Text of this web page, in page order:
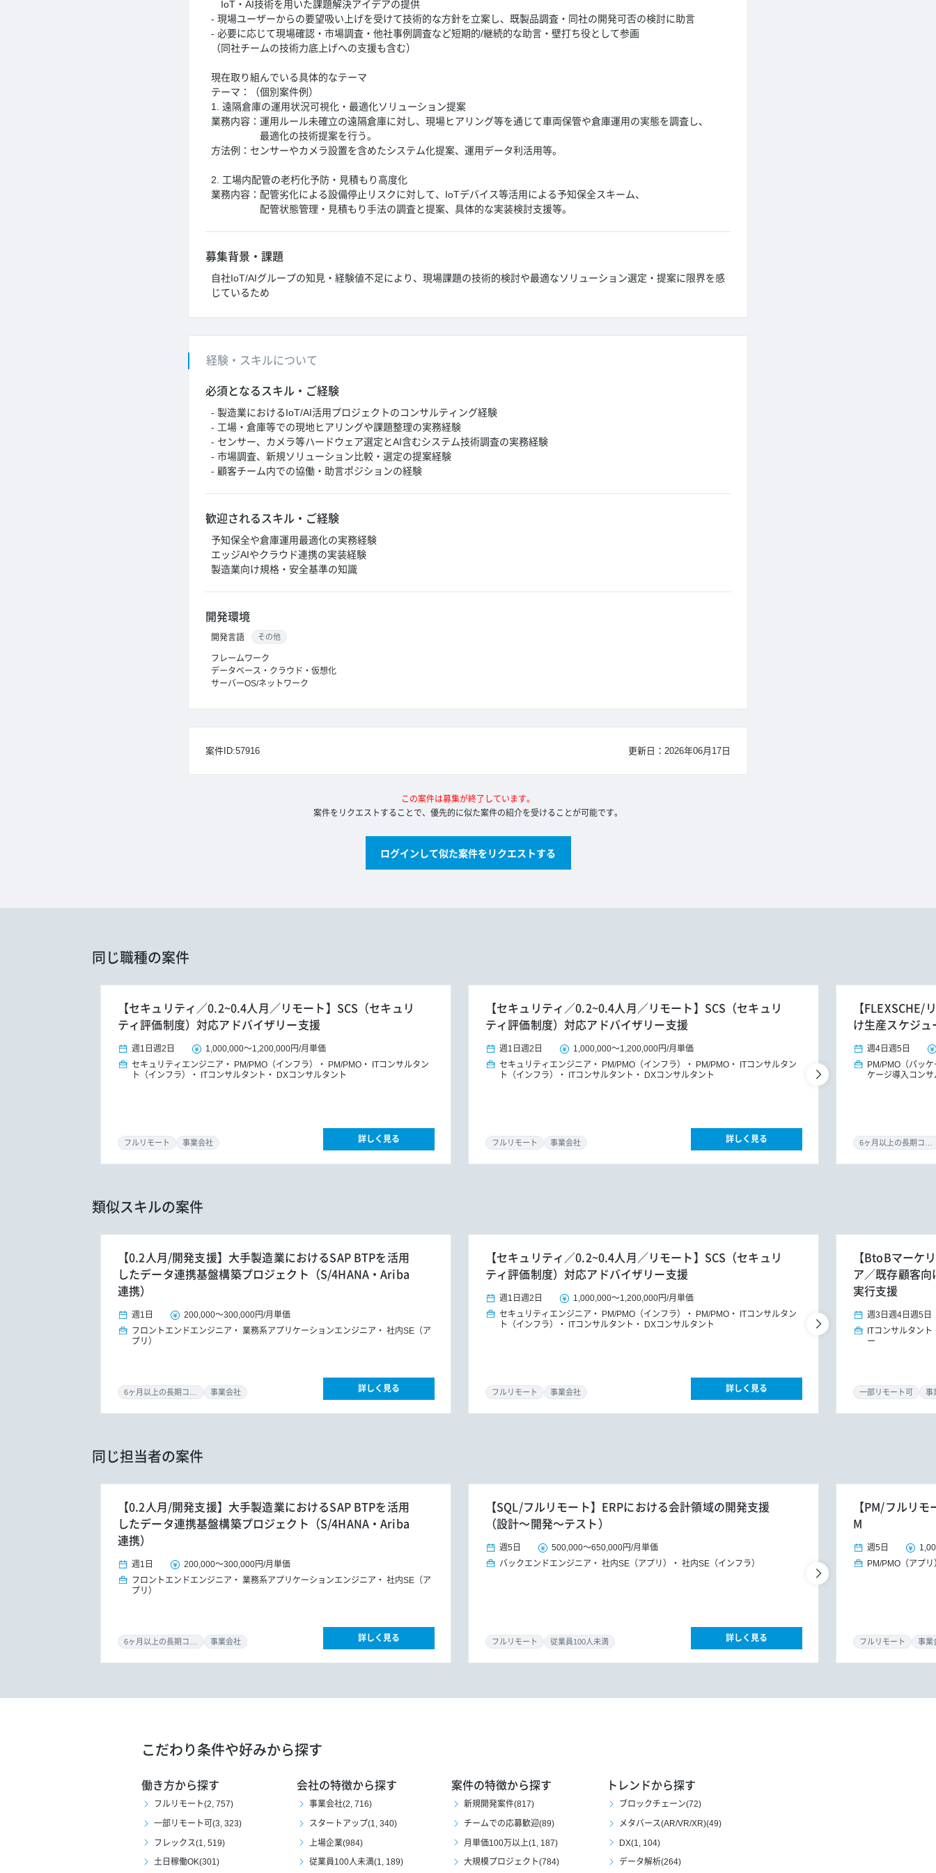
IoT・AI技術を用いた課題解決アイデアの提供
- 現場ユーザーからの要望吸い上げを受けて技術的な方針を立案し、既製品調査・同社の開発可否の検討に助言
- 必要に応じて現場確認・市場調査・他社事例調査など短期的/継続的な助言・壁打ち役として参画
（同社チームの技術力底上げへの支援も含む）
現在取り組んでいる具体的なテーマ
テーマ：（個別案件例）
1. 遠隔倉庫の運用状況可視化・最適化ソリューション提案
業務内容：運用ルール未確立の遠隔倉庫に対し、現場ヒアリング等を通じて車両保管や倉庫運用の実態を調査し、
最適化の技術提案を行う。
方法例：センサーやカメラ設置を含めたシステム化提案、運用データ利活用等。
2. 工場内配管の老朽化予防・見積もり高度化
業務内容：配管劣化による設備停止リスクに対して、IoTデバイス等活用による予知保全スキーム、
配管状態管理・見積もり手法の調査と提案、具体的な実装検討支援等。
募集背景・課題
自社IoT/AIグループの知見・経験値不足により、現場課題の技術的検討や最適なソリューション選定・提案に限界を感
じているため
経験・スキルについて
必須となるスキル・ご経験
- 製造業におけるIoT/AI活用プロジェクトのコンサルティング経験
- 工場・倉庫等での現地ヒアリングや課題整理の実務経験
- センサー、カメラ等ハードウェア選定とAI含むシステム技術調査の実務経験
- 市場調査、新規ソリューション比較・選定の提案経験
- 顧客チーム内での協働・助言ポジションの経験
歓迎されるスキル・ご経験
予知保全や倉庫運用最適化の実務経験
エッジAIやクラウド連携の実装経験
製造業向け規格・安全基準の知識
開発環境
開発言語 その他
フレームワーク
データベース・クラウド・仮想化
サーバーOS/ネットワーク
更新日：2026年06月17日
案件ID:57916
この案件は募集が終了しています。
案件をリクエストすることで、優先的に似た案件の紹介を受けることが可能です。
ログインして似た案件をリクエストする
同じ職種の案件
【セキュリティ／0.2~0.4人月／リモート】SCS（セキュリ
ティ評価制度）対応アドバイザリー支援
週1日 週2日 1,000,000～1,200,000円/月単価
セキュリティエンジニア
PM/PMO（インフラ） PM/PMO
ITコンサルタン
ト（インフラ）
ITコンサルタント DXコンサルタント
フルリモート 事業会社 詳しく見る
【セキュリティ／0.2~0.4人月／リモート】SCS（セキュリ
ティ評価制度）対応アドバイザリー支援
週1日 週2日 1,000,000～1,200,000円/月単価
セキュリティエンジニア
PM/PMO（インフラ） PM/PMO
ITコンサルタン
ト（インフラ）
ITコンサルタント DXコンサルタント
フルリモート 事業会社 詳しく見る
【
け生産スケジ
週4日 週5日
PM/PMO（パッ
ケージ導入コン
類似スキルの案件
【0.2人月/開発支援】大手製造業におけるSAP BTPを活用
したデータ連携基盤構築プロジェクト（S/4HANA・Ariba
連携）
週1日 200,000～300,000円/月単価
フロントエンドエンジニア
業務系アプリケーションエンジニア
社内SE（ア
プリ）
事業会社 詳しく見る
【セキュリティ／0.2~0.4人月／リモート】SCS（セキュリ
ティ評価制度）対応アドバイザリー支援
週1日 週2日 1,000,000～1,200,000円/月単価
セキュリティエンジニア
PM/PMO（インフラ） PM/PMO
ITコンサルタン
ト（インフラ）
ITコンサルタント DXコンサルタント
フルリモート 事業会社 詳しく見る
【BtoBマーケ
ア／既存顧客
実行支援
週3日 週4日 週5日
ITコンサルタント
ー
一部リモート可 事
同じ担当者の案件
【0.2人月/開発支援】大手製造業におけるSAP BTPを活用
したデータ連携基盤構築プロジェクト（S/4HANA・Ariba
連携）
週1日 200,000～300,000円/月単価
フロントエンドエンジニア
業務系アプリケーションエンジニア
社内SE（ア
プリ）
事業会社 詳しく見る
【SQL/フルリモート】ERPにおける会計領域の開発支援
（設計～開発～テスト）
週5日 500,000～650,000円/月単価
バックエンドエンジニア
社内SE（アプリ） 社内SE（インフラ）
フルリモート 従業員100人未満 詳しく見る
【PM/フルリ
M
週5日
PM/PMO（アプリ
フルリモート 事業
こだわり条件や好みから探す
働き方から探す
フルリモート(2, 757)
一部リモート可(3, 323)
フレックス(1, 519)
土日稼働OK(301)
会社の特徴から探す
事業会社(2, 716)
スタートアップ(1, 340)
上場企業(984)
従業員100人未満(1, 189)
案件の特徴から探す
新規開発案件(817)
チームでの応募歓迎(89)
月単価100万以上(1, 187)
大規模プロジェクト(784)
トレンドから探す
ブロックチェーン(72)
メタバース(AR/VR/XR)(49)
DX(1, 104)
データ解析(264)